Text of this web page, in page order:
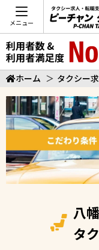
メニュー
ホーム ＞ タクシー
八
タ